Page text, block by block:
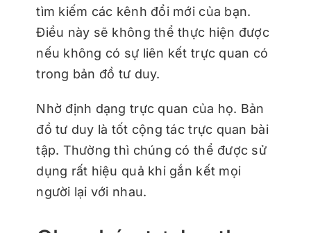
tìm kiếm các kênh đổi mới của bạn.
Điều này sẽ không thể thực hiện được
nếu không có sự liên kết trực quan có
trong bản đồ tư duy.
Nhờ định dạng trực quan của họ. Bản
đồ tư duy là tốt cộng tác trực quan bài
tập. Thường thì chúng có thể được sử
dụng rất hiệu quả khi gắn kết mọi
người lại với nhau.